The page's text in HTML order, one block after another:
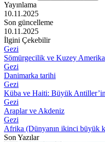
Yayınlama
10.11.2025
Son güncelleme
10.11.2025
İlgini Çekebilir
Gezi
Sömürgecilik ve Kuzey Amerika
Gezi
Danimarka tarihi
Gezi
Küba ve Haiti: Büyük
Gezi
Araplar ve Akdeniz
Gezi
Afrika (Dünyanın ikinci büyük
Son Yazılar